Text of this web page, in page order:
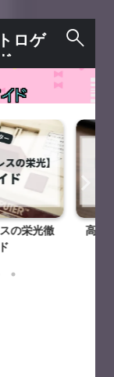
ロゲ
徹
高橋名人の